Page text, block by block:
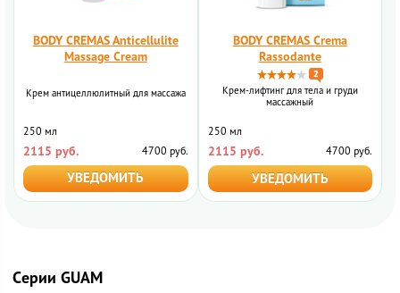
BODY CREMAS Anticellulite
Massage Cream
Крем антицеллюлитный для массажа
250 мл
2115 руб. 4700 руб.
УВЕДОМИТЬ
BODY CREMAS Crema
Rassodante
2
Крем-лифтинг для тела и груди
массажный
250 мл
2115 руб. 4700 руб.
УВЕДОМИТЬ
Cерии GUAM